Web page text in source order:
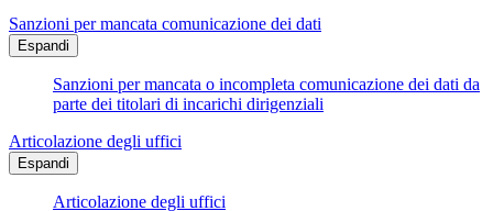
Sanzioni per mancata comunicazione dei dati
Espandi
Sanzioni per mancata o incompleta comunicazione dei dati da
parte dei titolari di incarichi dirigenziali
Articolazione degli uffici
Espandi
Articolazione degli uffici